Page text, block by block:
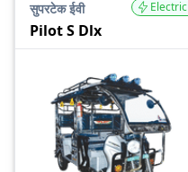
सुपरटेक ईवी
Pilot S Dlx
Electric